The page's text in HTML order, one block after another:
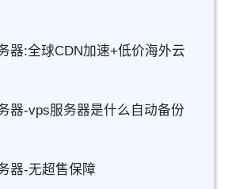
器:全球CDN加速+低价海外云
器-vps服务器是什么自动备份
器-无超售保障